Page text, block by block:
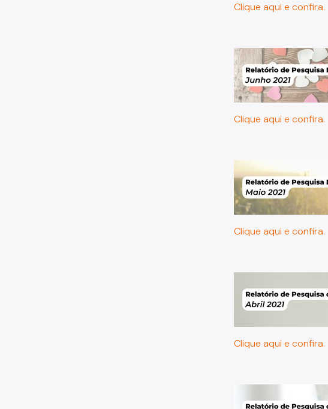
Clique aqui e confira.
Clique aqui e confira.
Clique aqui e confira.
Clique aqui e confira.